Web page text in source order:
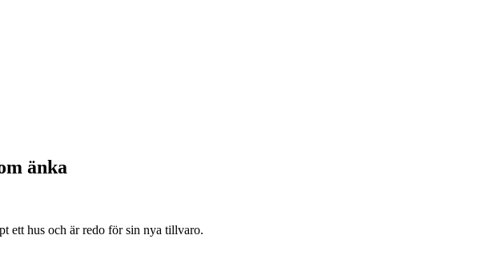
änka
ett hus och är redo för sin nya tillvaro.